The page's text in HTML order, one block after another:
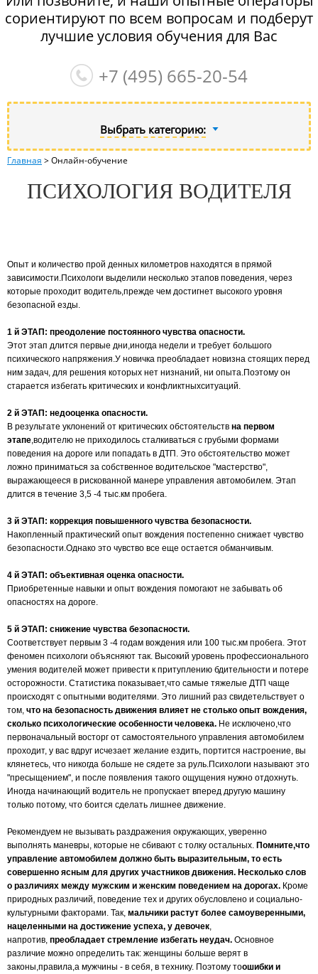
сориентируют по всем вопросам и подберут
лучшие условия обучения для Вас
+7 (495) 665-20-54
Выбрать категорию:
Главная >Онлайн-обучение
ПСИХОЛОГИЯ ВОДИТЕЛЯ
Опыт и количество прой денных километров находятся в прямой
зависимости.Психологи выделили несколько этапов поведения, через
которые проходит водитель,прежде чем достигнет высокого уровня
безопасной езды.
1 й ЭТАП: преодоление постоянного чувства опасности.
Этот этап длится первые дни,иногда недели и требует большого
психического напряжения.У новичка преобладает новизна стоящих перед
ним задач, для решения которых нет низнаний, ни опыта.Поэтому он
старается избегать критических и конфликтныхситуаций.
2 й ЭТАП: недооценка опасности.
В результате уклонений от критических обстоятельств на первом
этапе ,водителю не приходилось сталкиваться с грубыми формами
поведения на дороге или попадать в ДТП. Это обстоятельство может
ложно приниматься за собственное водительское "мастерство",
выражающееся в рискованной манере управления автомобилем. Этап
длится в течение 3,5 -4 тыс.км пробега.
3 й ЭТАП: коррекция повышенного чувства безопасности.
Накопленный практический опыт вождения постепенно снижает чувство
безопасности.Однако это чувство все еще остается обманчивым.
4 й ЭТАП: объективная оценка опасности.
Приобретенные навыки и опыт вождения помогают не забывать об
опасностях на дороге.
5 й ЭТАП: снижение чувства безопасности.
Соответствует первым 3 -4 годам вождения или 100 тыс.км пробега. Этот
феномен психологи объясняют так. Высокий уровень профессионального
умения водителей может привести к притуплению бдительности и потере
осторожности. Статистика показывает,что самые тяжелые ДТП чаще
происходят с опытными водителями. Это лишний раз свидетельствует о
том, что на безопасность движения влияет не столько опыт вождения,
сколько психологические особенности человека. Не исключено,что
первоначальный восторг от самостоятельного управления автомобилем
проходит, у вас вдруг исчезает желание ездить, портится настроение, вы
клянетесь, что никогда больше не сядете за руль.Психологи называют это
"пресыщением", и после появления такого ощущения нужно отдохнуть.
Иногда начинающий водитель не пропускает вперед другую машину
только потому, что боится сделать лишнее движение.
Рекомендуем не вызывать раздражения окружающих, уверенно
выполнять маневры, которые не сбивают с толку остальных. Помните,что
управление автомобилем должно быть выразительным, то есть
совершенно ясным для других участников движения. Несколько слов
о различиях между мужским и женским поведением на дорогах. Кроме
природных различий, поведение тех и других обусловлено и социально-
культурными факторами. Так, мальчики растут более самоуверенными,
нацеленными на достижение успеха, у девочек
напротив, преобладает стремление избегать неудач. Основное
различие можно определить так: женщины больше верят в
законы,правила,а мужчины - в себя, в технику. Поэтому тоошибки и